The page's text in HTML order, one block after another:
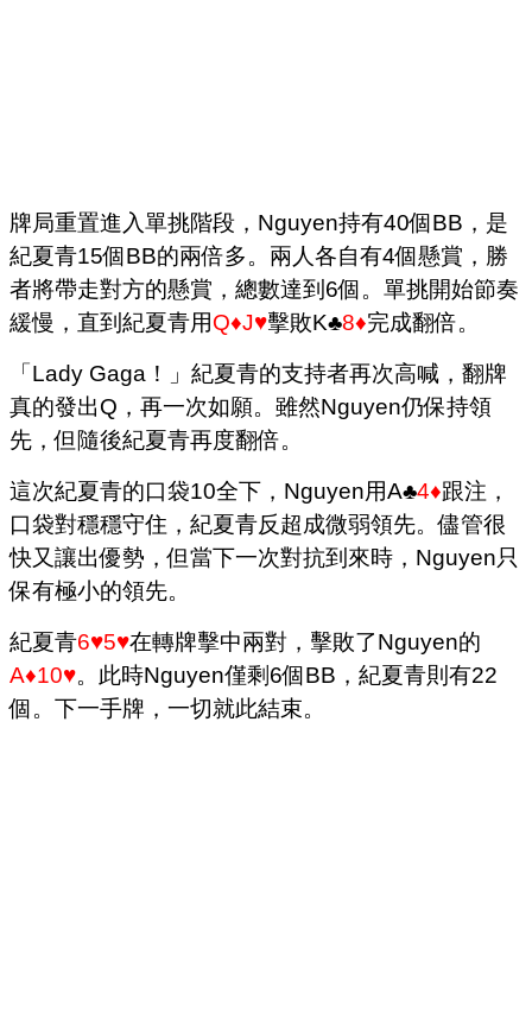
牌局重置進入單挑階段，Nguyen持有40個BB，是
紀夏青15個BB的兩倍多。兩人各自有4個懸賞，勝
者將帶走對方的懸賞，總數達到6個。單挑開始節奏
緩慢，直到紀夏青用Q♦J♥擊敗K♣8♦完成翻倍。
「Lady Gaga！」紀夏青的支持者再次高喊，翻牌
真的發出Q，再一次如願。雖然Nguyen仍保持領
先，但隨後紀夏青再度翻倍。
這次紀夏青的口袋10全下，Nguyen用A♣4♦跟注，
口袋對穩穩守住，紀夏青反超成微弱領先。儘管很
快又讓出優勢，但當下一次對抗到來時，Nguyen只
保有極小的領先。
紀夏青6♥5♥在轉牌擊中兩對，擊敗了Nguyen的
A♦10♥。此時Nguyen僅剩6個BB，紀夏青則有22
個。下一手牌，一切就此結束。